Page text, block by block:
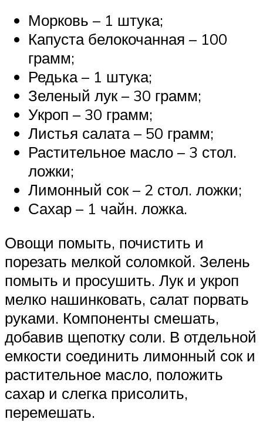
Морковь – 1 штука;
Капуста белокочанная – 100
грамм;
Редька – 1 штука;
Зеленый лук – 30 грамм;
Укроп – 30 грамм;
Листья салата – 50 грамм;
Растительное масло – 3 стол.
ложки;
Лимонный сок – 2 стол. ложки;
Сахар – 1 чайн. ложка.
Овощи помыть, почистить и
порезать мелкой соломкой. Зелень
помыть и просушить. Лук и укроп
мелко нашинковать, салат порвать
руками. Компоненты смешать,
добавив щепотку соли. В отдельной
емкости соединить лимонный сок и
растительное масло, положить
сахар и слегка присолить,
перемешать.